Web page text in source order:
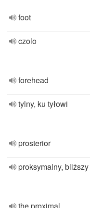
foot
czolo
forehead
tylny, ku tyłowi
prosterior
proksymalny, bliższy